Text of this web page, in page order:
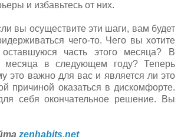
и избавьтесь от них.
вы осуществите эти шаги, вам будет
чего-то. Чего вы хотите
оставшуюся часть этого месяца? В
месяца в следующем году? Теперь
это важно для вас и является ли это
причиной оказаться в дискомфорте.
себя окончательное решение. Вы
zenhabits.net